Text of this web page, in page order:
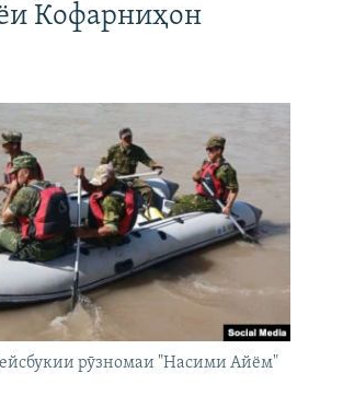
Кофарниҳон
рӯзномаи "Насими Айём"